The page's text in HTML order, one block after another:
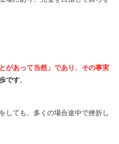
があって当然」であり、その事実
です。
しても、多くの場合途中で挫折し